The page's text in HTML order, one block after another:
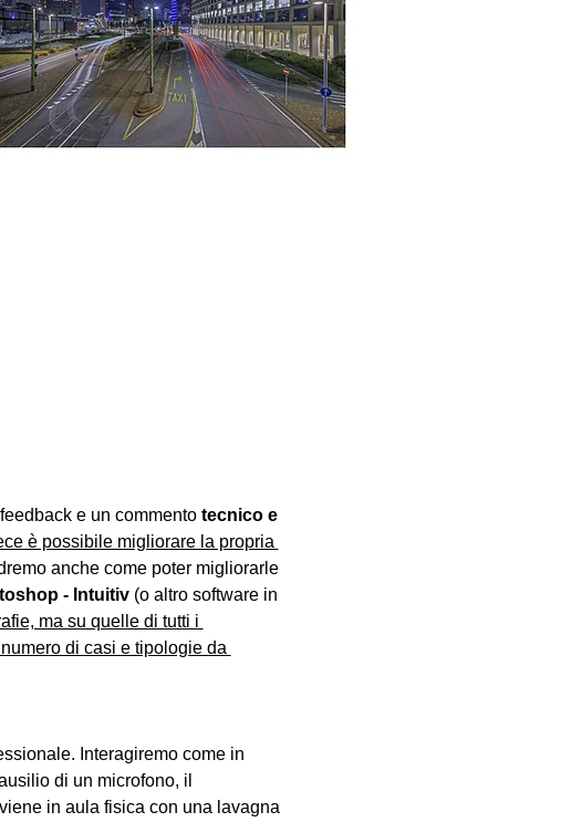
e un commento tecnico e
è possibile migliorare la propria
anche come poter migliorarle
- Intuitiv (o altro software in
ma su quelle di tutti i
di casi e tipologie da
Interagiremo come in
di un microfono, il
in aula fisica con una lavagna